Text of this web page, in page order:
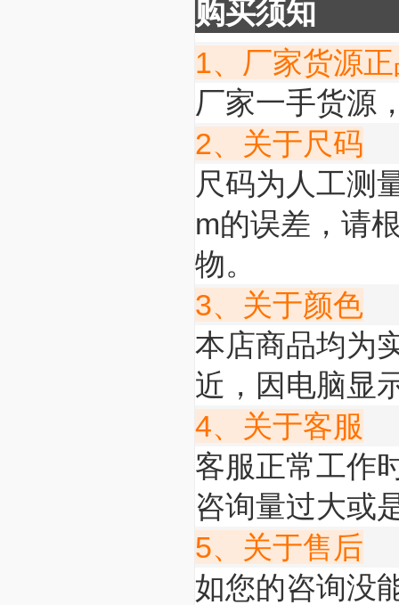
购买须知
1、厂家货源
厂家一手货源
2、关于尺码
尺码为人工测
m的误差，请
物。
3、关于颜色
本店商品均为
近，因电脑显
4、关于客服
客服正常工作
咨询量过大或
5、关于售后
如您的咨询没